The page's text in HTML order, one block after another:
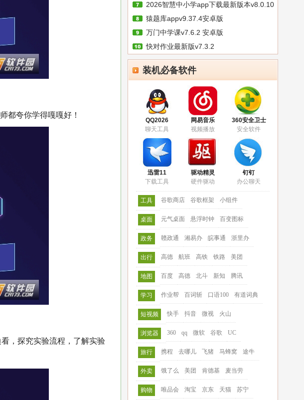
2026智慧中小学app下载最新版本v8.0.10
猿题库appv9.37.4安卓版
万门中学课v7.6.2 安卓版
快对作业最新版v7.3.2
装机必备软件
QQ2026
聊天工具
网易音乐
视频播放
360安全卫士
安全软件
迅雷11
下载工具
驱动精灵
硬件驱动
钉钉
办公聊天
工具 谷歌商店 谷歌框架 小组件
桌面 元气桌面 悬浮时钟 百变图标
政务 赣政通 湘易办 皖事通 浙里办
出行 高德 航班 高铁 铁路 美团
地图 百度 高德 北斗 新知 腾讯
学习 作业帮 百词斩 口语100 有道词典
短视频 快手 抖音 微视 火山
浏览器 360 qq 微软 谷歌 UC
旅行 携程 去哪儿 飞猪 马蜂窝 途牛
外卖 饿了么 美团 肯德基 麦当劳
购物 唯品会 淘宝 京东 天猫 苏宁
都夸你学得嘎嘎好！
，探究实验流程，了解实验